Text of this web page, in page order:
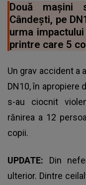
Două mașini
Cândești, pe
urma
printre care 5
Un grav accident a
DN10, în apropiere
s-au ciocnit
rănirea a 12
copii.
UPDATE: Din
ulterior. Dintre